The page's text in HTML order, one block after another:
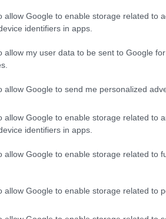
allow Google to enable storage related to
identifiers in apps.
allow my user data to be sent to Google
allow Google to send me personalized
allow Google to enable storage related to
identifiers in apps.
allow Google to enable storage related to
allow Google to enable storage related to
ΑΘΛΗΤΙΣΜΟΣ
Κωνσταντινουπολίτης επιθετικός
6/08/2026 - 12:21μμ